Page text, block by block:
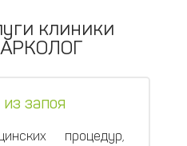
клиники
запоя
процедур,